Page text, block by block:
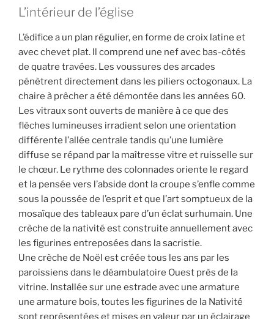
L’intérieur de l’église
L’édifice a un plan régulier, en forme de croix latine et
avec chevet plat. Il comprend une nef avec bas-côtés
de quatre travées. Les voussures des arcades
pénètrent directement dans les piliers octogonaux. La
chaire à prêcher a été démontée dans les années 60.
Les vitraux sont ouverts de manière à ce que des
flèches lumineuses irradient selon une orientation
différente l’allée centrale tandis qu’une lumière
diffuse se répand par la maîtresse vitre et ruisselle sur
le chœur. Le rythme des colonnades oriente le regard
et la pensée vers l’abside dont la croupe s’enfle comme
sous la poussée de l’esprit et que l’art somptueux de la
mosaïque des tableaux pare d’un éclat surhumain. Une
crèche de la nativité est construite annuellement avec
les figurines entreposées dans la sacristie.
Une crèche de Noël est créée tous les ans par les
paroissiens dans le déambulatoire Ouest près de la
vitrine. Installée sur une estrade avec une armature
une armature bois, toutes les figurines de la Nativité
sont représentées et mises en valeur par un éclairage